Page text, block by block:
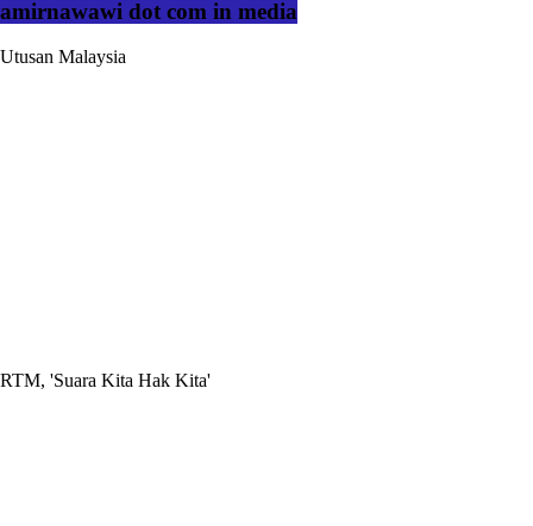
amirnawawi dot com in media
Utusan Malaysia
RTM, 'Suara Kita Hak Kita'